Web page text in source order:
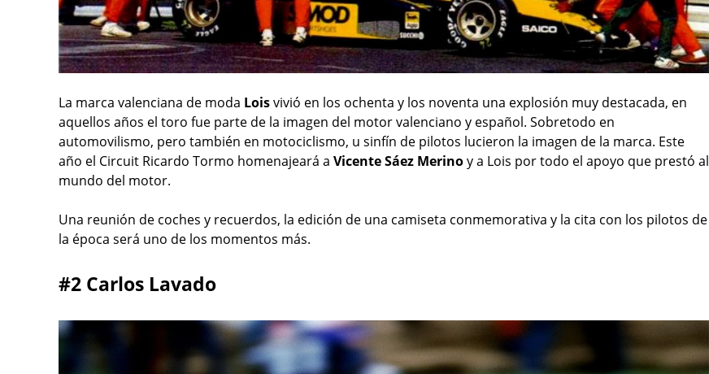
La marca valenciana de moda Loisvivió en los ochenta y los noventa una explosión muy destacada, en
aquellos años el toro fue parte de la imagen del motor valenciano y español. Sobretodo en
automovilismo, pero también en motociclismo, u sinfín de pilotos lucieron la imagen de la marca. Este
año el Circuit Ricardo Tormo homenajeará a Vicente Sáez Merinoy a Lois por todo el apoyo que prestó al
mundo del motor.
Una reunión de coches y recuerdos, la edición de una camiseta conmemorativa y la cita con los pilotos de
la época será uno de los momentos más.
#2 Carlos Lavado